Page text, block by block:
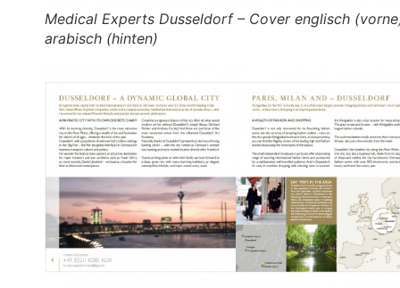
Medical Experts Dusseldorf – Cover englisch
arabisch (hinten)